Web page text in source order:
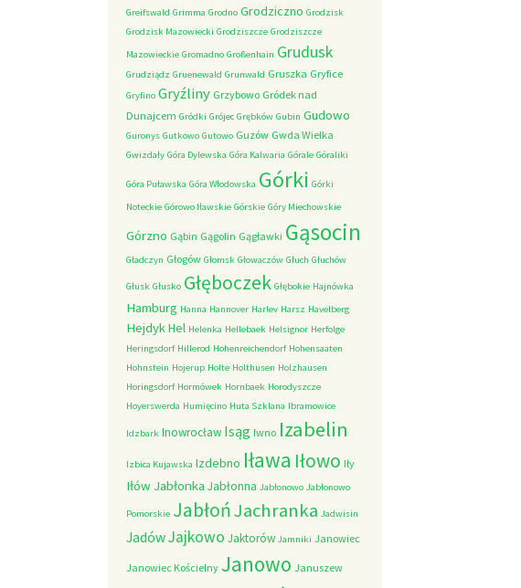
Greifswald Grimma Grodno Grodziczno Grodzisk
Grodzisk Mazowiecki Grodziszcze Grodziszcze
Mazowieckie Gromadno Großenhain Grudusk
Grudziądz Gruenewald Grunwald Gruszka Gryfice
Gryfino Gryźliny Grzybowo Gródek nad
Dunajcem Gródki Grójec Grębków Gubin Gudowo
Guronys Gutkowo Gutowo Guzów Gwda Wielka
Gwizdały Góra Dylewska Góra Kalwaria Górale Góraliki
Góra Puławska Góra Włodowska Górki Górki
Noteckie Górowo Iławskie Górskie Góry Miechowskie
Górzno Gąbin Gągolin Gągławki Gąsocin
Gładczyn Głogów Głomsk Głowaczów Głuch Głuchów
Głusk Głusko Głęboczek Głębokie Hajnówka
Hamburg Hanna Hannover Harlev Harsz Havelberg
HejdykHel Helenka Hellebaek Helsignor Herfolge
Heringsdorf Hillerod Hohenreichendorf Hohensaaten
Hohnstein Hojerup Holte Holthusen Holzhausen
Horingsdorf Hormówek Hornbaek Horodyszcze
Hoyerswerda Humięcino Huta Szklana Ibramowice
Idzbark Inowrocław Isąg Iwno Izabelin
Izbica Kujawska Izdebno Iława Iłowo Iły
Iłów Jabłonka Jabłonna Jabłonowo Jabłonowo
Pomorskie JabłońJachranka Jadwisin
JadówJajkowo Jaktorów Jamniki Janowiec
Janowiec Kościelny Janowo Januszew